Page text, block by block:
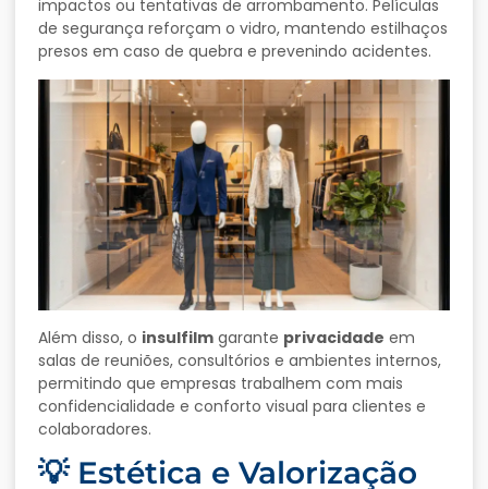
impactos ou tentativas de arrombamento. Películas
de segurança reforçam o vidro, mantendo estilhaços
presos em caso de quebra e prevenindo acidentes.
Além disso, o insulfilm garante privacidade em
salas de reuniões, consultórios e ambientes internos,
permitindo que empresas trabalhem com mais
confidencialidade e conforto visual para clientes e
colaboradores.
💡 Estética e Valorização